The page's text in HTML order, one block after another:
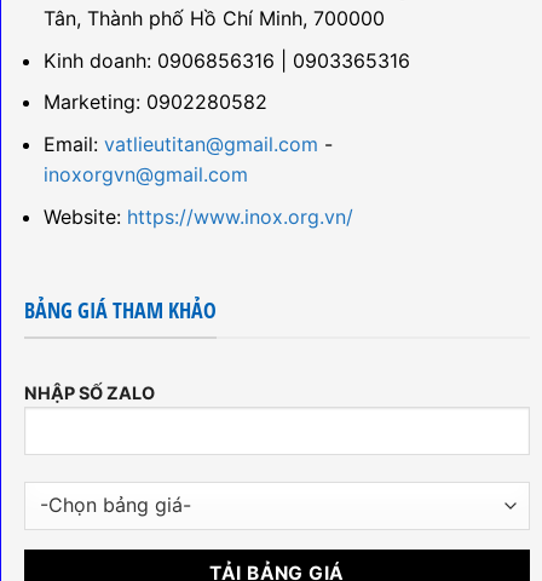
Tân, Thành phố Hồ Chí Minh, 700000
Kinh doanh: 0906856316 | 0903365316
Marketing: 0902280582
Email: vatlieutitan@gmail.com -
inoxorgvn@gmail.com
Website: https://www.inox.org.vn/
BẢNG GIÁ THAM KHẢO
NHẬP SỐ ZALO